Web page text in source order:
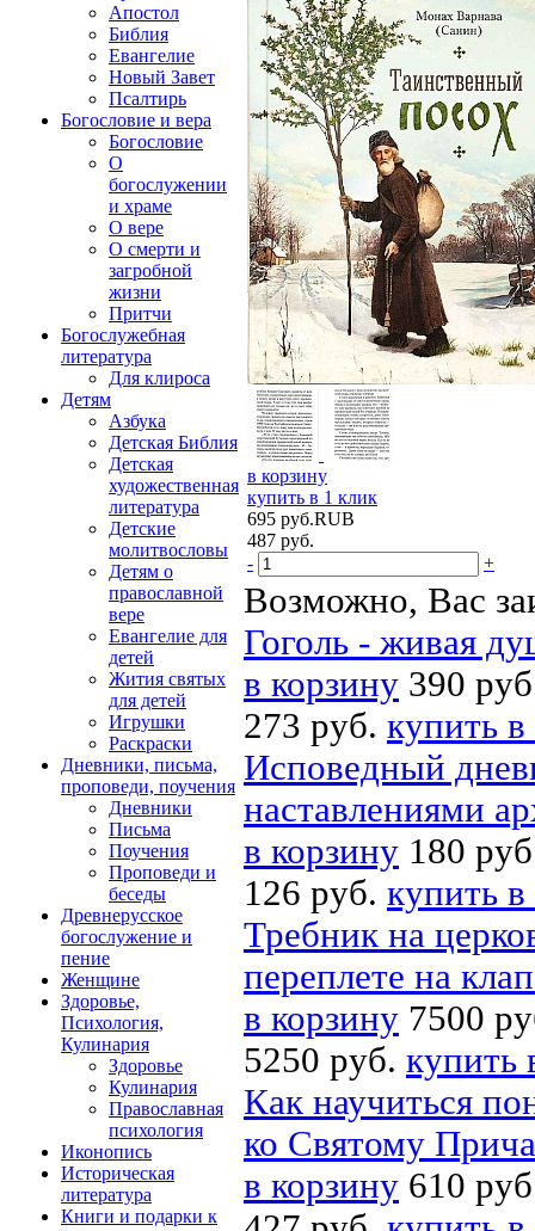
Апостол
Библия
Евангелие
Новый Завет
Псалтирь
Богословие и вера
Богословие
О
богослужении
и храме
О вере
О смерти и
загробной
жизни
Притчи
Богослужебная
литература
Для клироса
Детям
Азбука
Детская Библия
Детская
художественная
литература
Детские
молитвословы
Детям о
православной
вере
Евангелие для
детей
Жития святых
для детей
Игрушки
Раскраски
Дневники, письма,
проповеди, поучения
Дневники
Письма
Поучения
Проповеди и
беседы
Древнерусское
богослужение и
пение
Женщине
Здоровье,
Психология,
Кулинария
Здоровье
Кулинария
Православная
психология
Иконопись
Историческая
литература
Книги и подарки к
в корзину
купить в 1 клик
695 руб.RUB
487 руб.
-
+
Возможно, Вас
Гоголь - живая
в корзину 390
273 руб. купить
Исповедный
наставлениями
в корзину 180
126 руб. купить
Требник на
переплете на
в корзину 7500
5250 руб. купить
Как научиться
ко Святому
в корзину 610